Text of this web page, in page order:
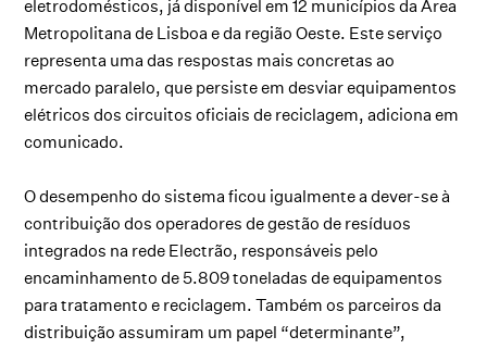
eletrodomésticos, já disponível em 12 municípios da Área
Metropolitana de Lisboa e da região Oeste. Este serviço
representa uma das respostas mais concretas ao
mercado paralelo, que persiste em desviar equipamentos
elétricos dos circuitos oficiais de reciclagem, adiciona em
comunicado.
O desempenho do sistema ficou igualmente a dever-se à
contribuição dos operadores de gestão de resíduos
integrados na rede Electrão, responsáveis pelo
encaminhamento de 5.809 toneladas de equipamentos
para tratamento e reciclagem. Também os parceiros da
distribuição assumiram um papel “determinante”,